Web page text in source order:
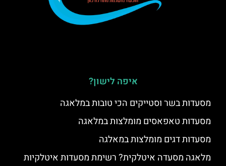
איפה לישון?
מסעדות בשר וסטייקים הכי טובות במלאגה
מסעדות טאפאסים מומלצות במלאגה
מסעדות דגים מומלצות במאלגה
מלאגה מסעדה איטלקית? רשימת מסעדות איטלקיות